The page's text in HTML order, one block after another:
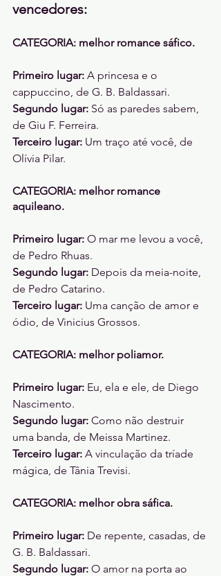
vencedores:
CATEGORIA: melhor romance sáfico.
Primeiro lugar: A princesa e o
cappuccino, de G. B. Baldassari.
Segundo lugar: Só as paredes sabem,
de Giu F. Ferreira.
Terceiro lugar: Um traço até você, de
Olívia Pilar.
CATEGORIA: melhor romance
aquileano.
Primeiro lugar: O mar me levou a você,
de Pedro Rhuas.
Segundo lugar: Depois da meia-noite,
de Pedro Catarino.
Terceiro lugar: Uma canção de amor e
ódio, de Vinicius Grossos.
CATEGORIA: melhor poliamor.
Primeiro lugar: Eu, ela e ele, de Diego
Nascimento.
Segundo lugar: Como não destruir
uma banda, de Meissa Martinez.
Terceiro lugar: A vinculação da tríade
mágica, de Tânia Trevisi.
CATEGORIA: melhor obra sáfica.
Primeiro lugar: De repente, casadas, de
G. B. Baldassari.
Segundo lugar: O amor na porta ao